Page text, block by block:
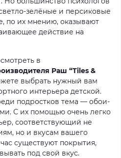
зелёные и персиковые
по их мнению, оказывают
действие на
в
Раш “Tiles &
выбрать нужный вам
интерьера детской.
подростков тема — обои-
С их помощью очень легко
соответствующий не
но и вкусам вашего
существуют покрытия,
под свой вкус.